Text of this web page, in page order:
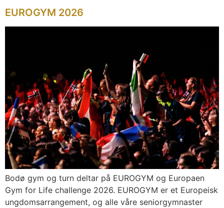
EUROGYM 2026
Bodø gym og turn deltar på EUROGYM og Europaen
Gym for Life challenge 2026. EUROGYM er et Europeisk
ungdomsarrangement, og alle våre seniorgymnaster